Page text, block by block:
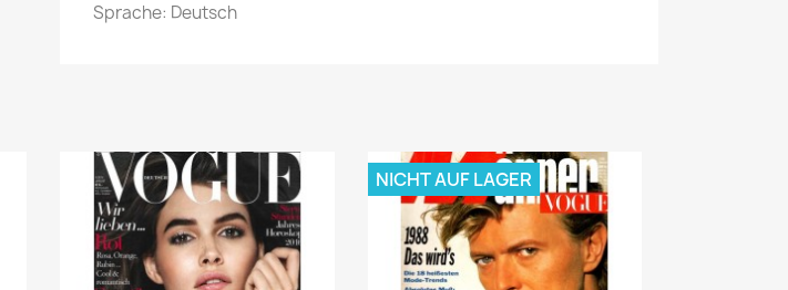
Sprache: Deutsch
NICHT AUF LAGER